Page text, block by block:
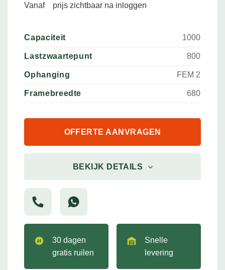
Vanaf prijs zichtbaar na inloggen
Capaciteit 1000
Lastzwaartepunt 800
Ophanging FEM 2
Framebreedte 680
OFFERTE AANVRAGEN
BEKIJK DETAILS
30 dagen
gratis ruilen
Snelle
levering